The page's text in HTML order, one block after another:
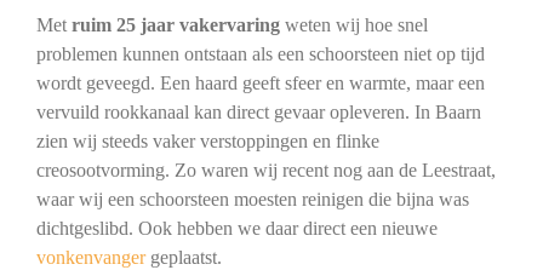
Metruim 25 jaar vakervaringweten wij hoe snel
problemen kunnen ontstaan als een schoorsteen niet op tijd
wordt geveegd. Een haard geeft sfeer en warmte, maar een
vervuild rookkanaal kan direct gevaar opleveren. In Baarn
zien wij steeds vaker verstoppingen en flinke
creosootvorming. Zo waren wij recent nog aan de Leestraat,
waar wij een schoorsteen moesten reinigen die bijna was
dichtgeslibd. Ook hebben we daar direct een nieuwe
vonkenvangergeplaatst.